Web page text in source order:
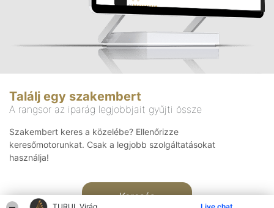
Találj egy szakembert
A rangsor az iparág legjobbjait gyűjti össze
Szakembert keres a közelébe? Ellenőrizze
keresőmotorunkat. Csak a legjobb szolgáltatásokat
használja!
Keresés